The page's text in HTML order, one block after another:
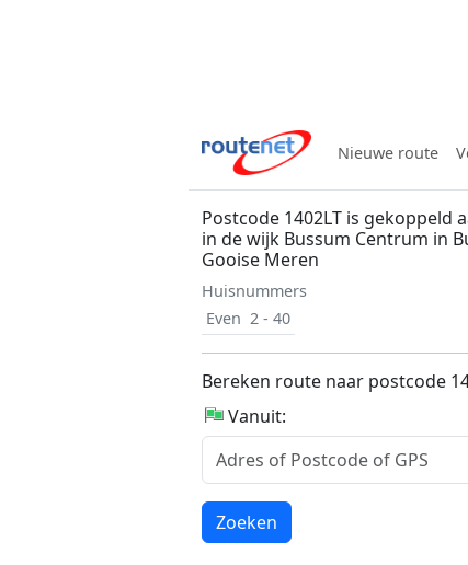
Nieuwe route
Postcode 1402LT is gekoppeld
in de wijk Bussum Centrum in
Gooise Meren
Huisnummers
Even 2 - 40
Bereken route naar postcode
Vanuit:
Laden...
Zoeken